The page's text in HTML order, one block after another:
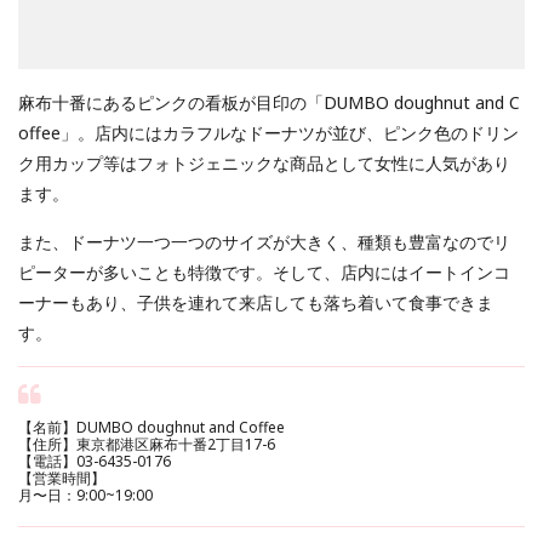
麻布十番にあるピンクの看板が目印の「DUMBO doughnut and C
offee」。店内にはカラフルなドーナツが並び、ピンク色のドリン
ク用カップ等はフォトジェニックな商品として女性に人気があり
ます。
また、ドーナツ一つ一つのサイズが大きく、種類も豊富なのでリ
ピーターが多いことも特徴です。そして、店内にはイートインコ
ーナーもあり、子供を連れて来店しても落ち着いて食事できま
す。
【名前】DUMBO doughnut and Coffee
【住所】東京都港区麻布十番2丁目17-6
【電話】03-6435-0176
【営業時間】
月〜日：9:00~19:00